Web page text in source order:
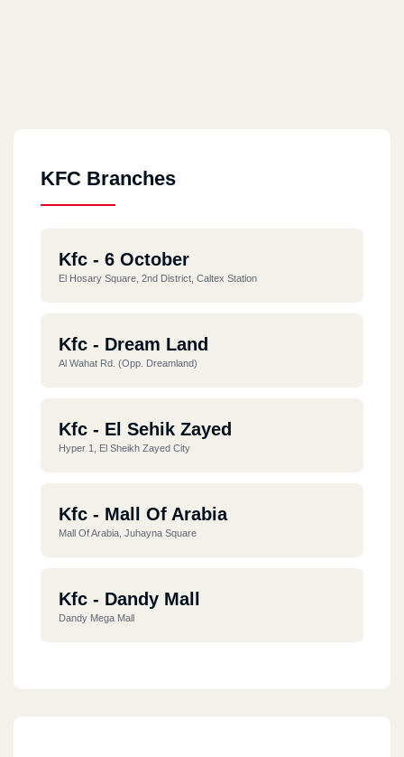
KFC Branches
Kfc - 6 October
El Hosary Square, 2nd District, Caltex Station
Kfc - Dream Land
Al Wahat Rd. (opp. Dreamland)
Kfc - El Sehik Zayed
Hyper 1, El Sheikh Zayed City
Kfc - Mall Of Arabia
Mall Of Arabia, Juhayna Square
Kfc - Dandy Mall
Dandy Mega Mall